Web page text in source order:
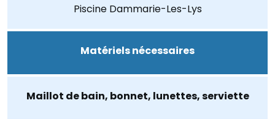
Piscine Dammarie-Les-Lys
Matériels nécessaires
Maillot de bain, bonnet, lunettes, serviette